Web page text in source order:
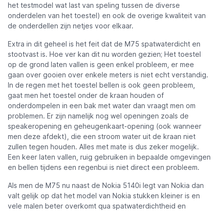
het testmodel wat last van speling tussen de diverse
onderdelen van het toestel) en ook de overige kwaliteit van
de onderdellen zijn netjes voor elkaar.
Extra in dit geheel is het feit dat de M75 spatwaterdicht en
stootvast is. Hoe ver kan dit nu worden gezien; Het toestel
op de grond laten vallen is geen enkel probleem, er mee
gaan over gooien over enkele meters is niet echt verstandig.
In de regen met het toestel bellen is ook geen probleem,
gaat men het toestel onder de kraan houden of
onderdompelen in een bak met water dan vraagt men om
problemen. Er zijn namelijk nog wel openingen zoals de
speakeropening en geheugenkaart-opening (ook wanneer
men deze afdekt), die een stroom water uit de kraan niet
zullen tegen houden. Alles met mate is dus zeker mogelijk.
Een keer laten vallen, ruig gebruiken in bepaalde omgevingen
en bellen tijdens een regenbui is niet direct een probleem.
Als men de M75 nu naast de Nokia 5140i legt van Nokia dan
valt gelijk op dat het model van Nokia stukken kleiner is en
vele malen beter overkomt qua spatwaterdichtheid en